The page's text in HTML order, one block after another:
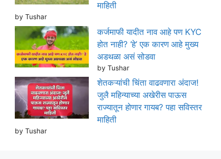
माहिती
by Tushar
कर्जमाफी यादीत नाव आहे पण KYC
होत नाही? ‘हे’ एक कारण आहे मुख्य
अडथळा असं सोडवा
by Tushar
शेतकऱ्यांची चिंता वाढवणारा अंदाज!
जुलै महिन्याच्या अखेरीस पाऊस
राज्यातून होणार गायब? पहा सविस्तर
माहिती
by Tushar